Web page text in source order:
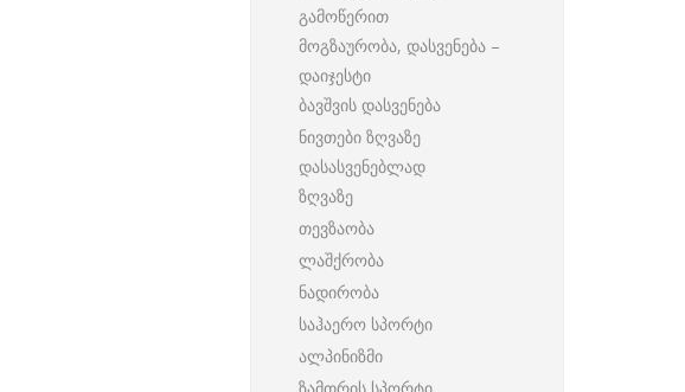
გამოწერით
მოგზაურობა, დასვენება –
დაიჯესტი
ბავშვის დასვენება
ნივთები ზღვაზე
დასასვენებლად
ზღვაზე
თევზაობა
ლაშქრობა
ნადირობა
საჰაერო სპორტი
ალპინიზმი